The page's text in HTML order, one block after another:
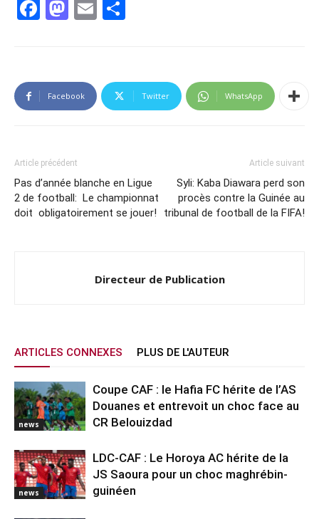
Facebook
Mastodon
Email
Facebook Twitter WhatsApp
Article précédent
Pas d’année blanche en Ligue
2 de football: Le championnat
doit obligatoirement se jouer!
Article suivant
Syli: Kaba Diawara perd son
procès contre la Guinée au
tribunal de football de la FIFA!
Directeur de Publication
ARTICLES CONNEXES PLUS DE L'AUTEUR
news
Coupe CAF : le Hafia FC hérite de l’AS
Douanes et entrevoit un choc face au
CR Belouizdad
news
LDC-CAF : Le Horoya AC hérite de la
JS Saoura pour un choc maghrébin-
guinéen